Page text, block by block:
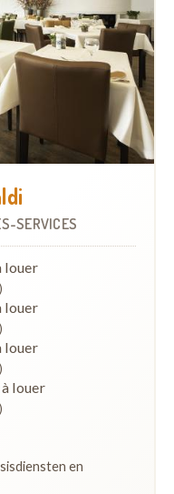
SERVICES
louer
louer
louer
louer
en